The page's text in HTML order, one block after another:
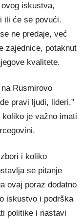
iskustva,
ili će se povući.
ne predaje, već
zajednice, potaknut
kvalitete.
Rusmirovo
pravi ljudi, lideri,”
je važno imati
i koliko
se pitanje
ovaj poraz dodatno
iskustvo i podrška
politike i nastavi